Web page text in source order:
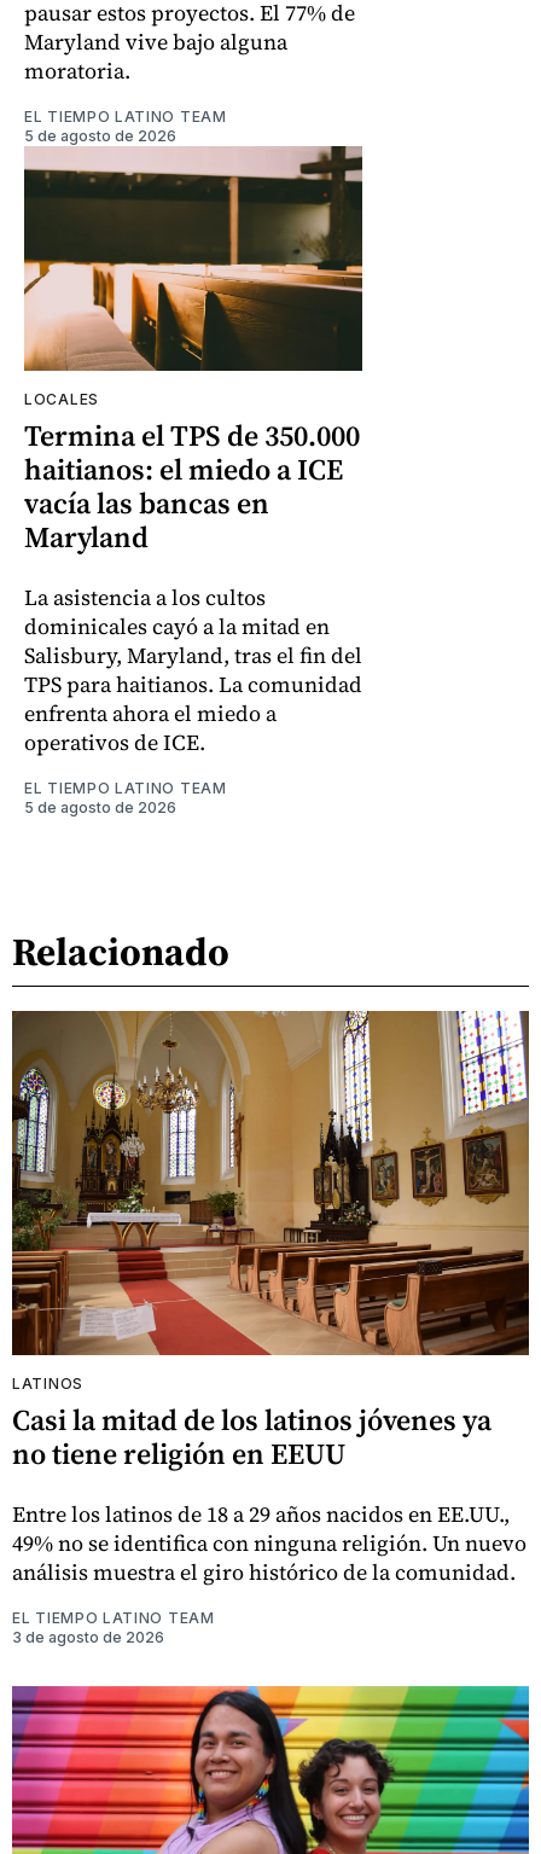
pausar estos proyectos. El 77% de
Maryland vive bajo alguna
moratoria.
EL TIEMPO LATINO TEAM
5 de agosto de 2026
LOCALES
Termina el TPS de 350.000
haitianos: el miedo a ICE
vacía las bancas en
Maryland
La asistencia a los cultos
dominicales cayó a la mitad en
Salisbury, Maryland, tras el fin del
TPS para haitianos. La comunidad
enfrenta ahora el miedo a
operativos de ICE.
EL TIEMPO LATINO TEAM
5 de agosto de 2026
Relacionado
LATINOS
Casi la mitad de los latinos jóvenes ya
no tiene religión en EEUU
Entre los latinos de 18 a 29 años nacidos en EE.UU.,
49% no se identifica con ninguna religión. Un nuevo
análisis muestra el giro histórico de la comunidad.
EL TIEMPO LATINO TEAM
3 de agosto de 2026